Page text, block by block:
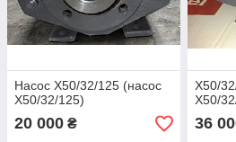
Насос Х50/32/125 (насос
Х50/32/125)
20 000 ₴
Х50/
Х50/
36